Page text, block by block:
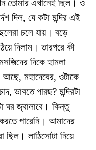
তোমার এখানেই ছিল। ও
দিল, যে কটা মন্দির এই
চলে যায়। বড়ে
দিলাম। তারপরে কী
দিকে হামলা
আছে, মহাদেবের, ওটাকে
ভাবতে পারছ? মন্দিরটা
ঘর জ্বালাবে। কিন্তু
পারেনি। আমাদের
ছিল। লাঠিসোটা নিয়ে